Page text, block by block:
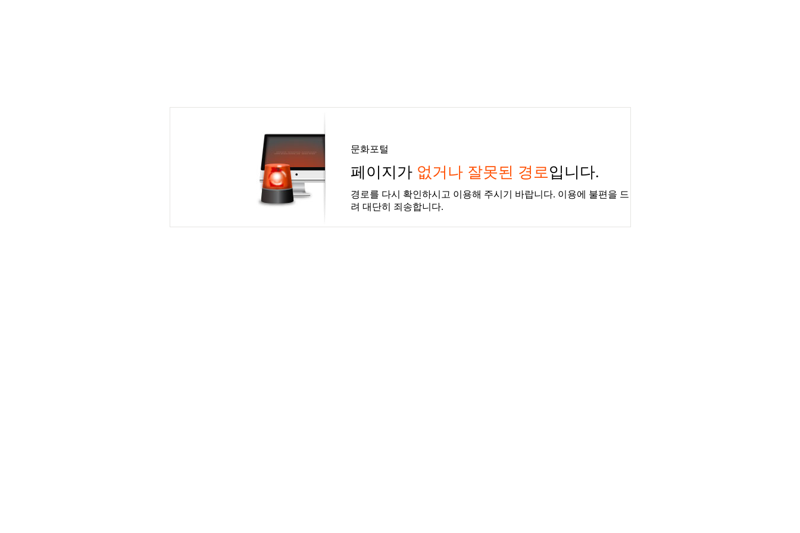
문화포털
페이지가 없거나 잘못된 경로입니다.
경로를 다시 확인하시고 이용해 주시기 바랍니다. 이용에 불편을 드
려 대단히 죄송합니다.